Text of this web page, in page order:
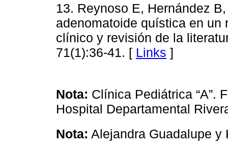
13. Reynoso E, Hernández
adenomatoide quística en un
clínico y revisión de la
71(1):36-41. [ Links ]
Nota: Clínica Pediátrica “A”.
Hospital Departamental
Nota: Alejandra Guadalupe y